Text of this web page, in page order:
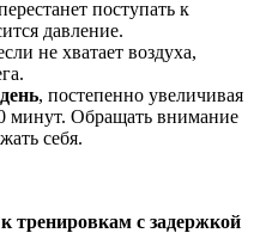
поступать к
давление.
не хватает воздуха,
, постепенно увеличивая
минут. Обращать внимание
себя.
тренировкам с задержкой